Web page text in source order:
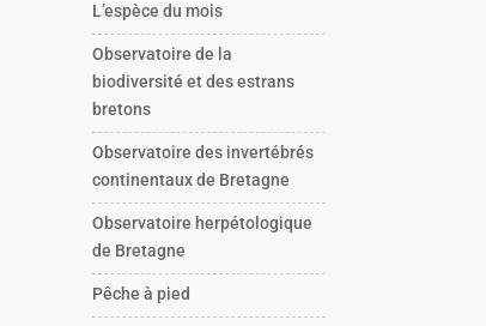
L’espèce du mois
Observatoire de la
biodiversité et des estrans
bretons
Observatoire des invertébrés
continentaux de Bretagne
Observatoire herpétologique
de Bretagne
Pêche à pied